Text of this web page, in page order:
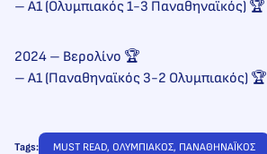
– Α1 (Ολυμπιακός 1-3 Παναθηναϊκός) 🏆
2024 – Βερολίνο 🏆
– Α1 (Παναθηναϊκός 3-2 Ολυμπιακός) 🏆
Tags: MUST READ, ΟΛΥΜΠΙΑΚΟΣ, ΠΑΝΑΘΗΝΑΪΚΟΣ